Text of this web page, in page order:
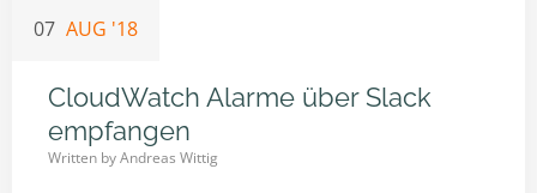
07 AUG '18
CloudWatch Alarme über Slack
empfangen
Written byAndreas Wittig